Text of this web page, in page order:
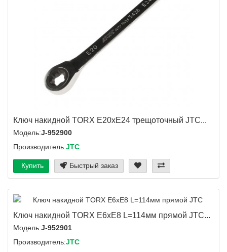
Ключ накидной TORX E20хE24 трещоточный JTC...
Модель:J-952900
Производитель:JTC
Купить Быстрый заказ
Ключ накидной TORX E6хE8 L=114мм прямой JTC...
Модель:J-952901
Производитель:JTC